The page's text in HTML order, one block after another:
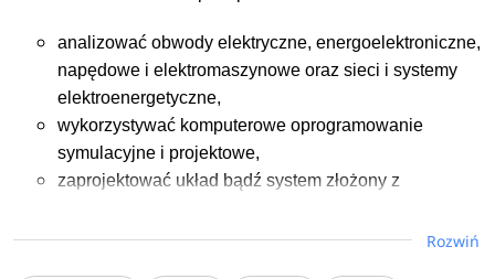
analizować obwody elektryczne, energoelektroniczne,
napędowe i elektromaszynowe oraz sieci i systemy
elektroenergetyczne,
wykorzystywać komputerowe oprogramowanie
symulacyjne i projektowe,
zaprojektować układ bądź system złożony z
zaprojektować cyfrowy i analogowy system
Rozwiń